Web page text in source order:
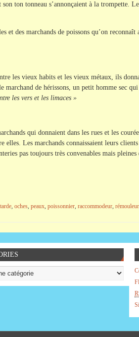
ton tonneau s’annonçaient à la trompette.
et des marchands de poissons qu’on
les vieux habits et les vieux métaux, ils
de hérissons, un petit homme sec
les vers et les limaces »
qui donnaient dans les rues et les
elles. Les marchands connaissaient leurs
pas toujours très convenables mais
, oches, peaux, poissonnier, raccommodeur, rémouleur